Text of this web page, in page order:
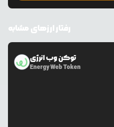
رفتار ارزهای مشابه
توکن وب انرژی
Energy Web Token